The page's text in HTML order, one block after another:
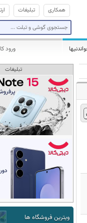
تبلیغات همکاری
ورود
تبلیغات
ویترین فروشگاه ها